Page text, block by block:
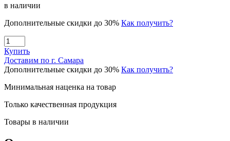
в наличии
Дополнительные скидки до 30% Как получить?
Купить
Доставим по г. Самара
Дополнительные скидки до 30% Как получить?
Минимальная наценка на товар
Только качественная продукция
Товары в наличии